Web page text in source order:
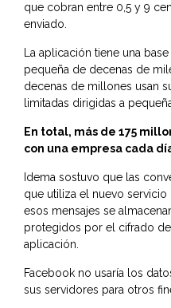
que cobran entre 0,5 y 9
enviado.
La aplicación tiene una
pequeña de decenas de
decenas de millones usan
limitadas dirigidas a
En total, más de 175
con una empresa cada
Idema sostuvo que las
que utiliza el nuevo
esos mensajes se
protegidos por el cifrado
aplicación.
Facebook no usaría los
sus servidores para otros